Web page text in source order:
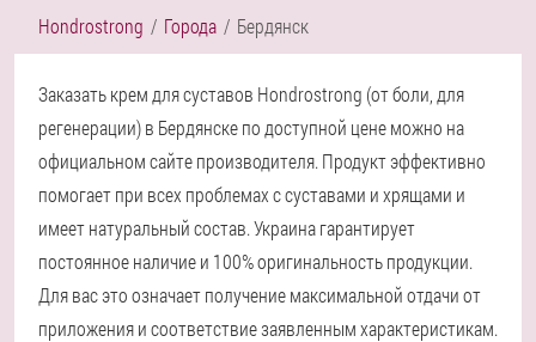
Hondrostrong Города Бердянск
Заказать крем для суставов Hondrostrong (от боли, для
регенерации) в Бердянске по доступной цене можно на
официальном сайте производителя. Продукт эффективно
помогает при всех проблемах с суставами и хрящами и
имеет натуральный состав. Украина гарантирует
постоянное наличие и 100% оригинальность продукции.
Для вас это означает получение максимальной отдачи от
приложения и соответствие заявленным характеристикам.